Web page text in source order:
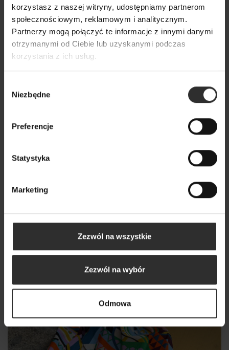
korzystasz z naszej witryny, udostępniamy partnerom
społecznościowym, reklamowym i analitycznym.
Partnerzy mogą połączyć te informacje z innymi danymi
otrzymanymi od Ciebie lub uzyskanymi podczas
korzystania z ich usług.
zgody
Niezbędne
Preferencje
Statystyka
Marketing
Zezwól na wszystkie
Zezwól na wybór
Odmowa
449,00 zł
Nowy